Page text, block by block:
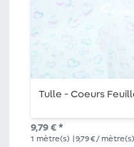
Tulle - Coeurs
9,79 € *
1 mètre(s) | 9,79 € / mètre(s)